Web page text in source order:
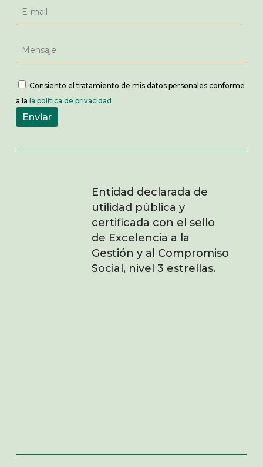
Consiento el tratamiento de mis datos personales conforme
a la la política de privacidad
Entidad declarada de
utilidad pública y
certificada con el sello
de Excelencia a la
Gestión y al Compromiso
Social, nivel 3 estrellas.